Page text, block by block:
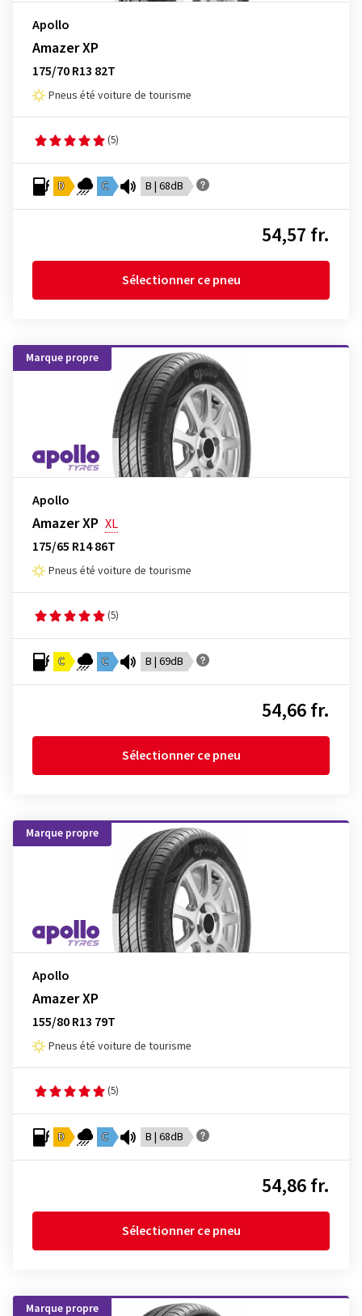
Apollo
Amazer XP
175/70 R13 82T
Pneus été voiture de tourisme
(5)
D C B | 68dB
54,57 fr.
Sélectionner ce pneu
Marque propre
Apollo
Amazer XP XL
175/65 R14 86T
Pneus été voiture de tourisme
(5)
C C B | 69dB
54,66 fr.
Sélectionner ce pneu
Marque propre
Apollo
Amazer XP
155/80 R13 79T
Pneus été voiture de tourisme
(5)
D C B | 68dB
54,86 fr.
Sélectionner ce pneu
Marque propre